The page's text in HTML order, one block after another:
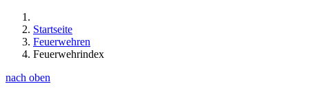
Startseite
Feuerwehren
Feuerwehrindex
nach oben